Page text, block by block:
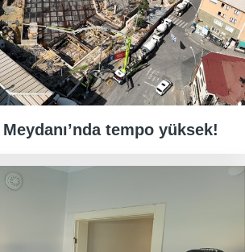
tempo yüksek!